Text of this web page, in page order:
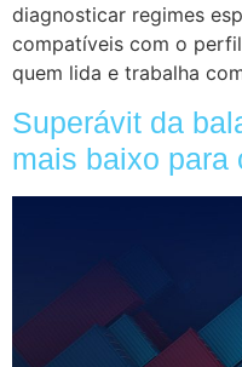
diagnosticar regimes
compatíveis com o
quem lida e trabalha
Superávit da
mais baixo para